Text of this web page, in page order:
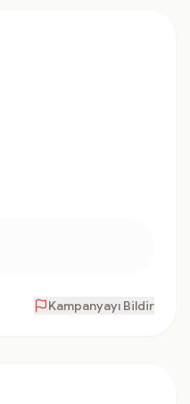
Kampanyayı Bildir